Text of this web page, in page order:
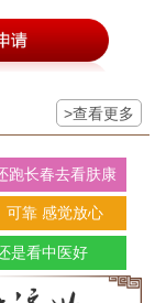
>查看更多
跑长春去看肤康
可靠 感觉放心
是看中医好